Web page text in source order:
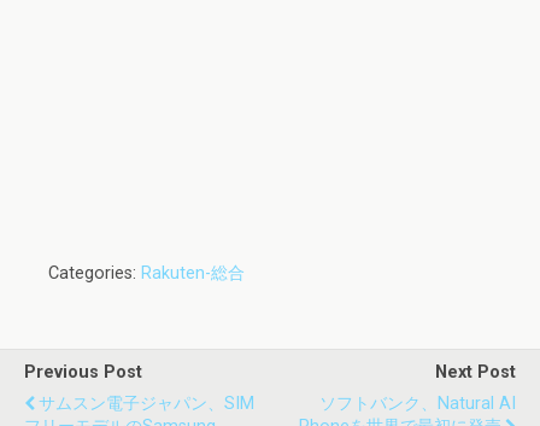
Categories: Rakuten-総合
Previous Post
サムスン電子ジャパン、SIM
Next Post
ソフトバンク、Natural AI